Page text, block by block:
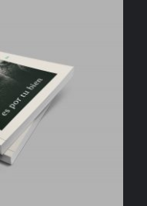
DETALLES